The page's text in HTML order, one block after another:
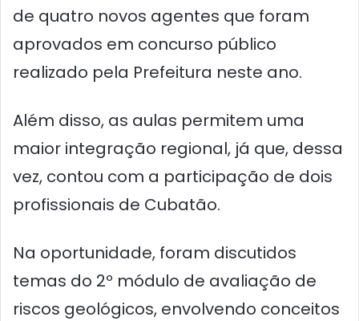
de quatro novos agentes que foram
aprovados em concurso público
realizado pela Prefeitura neste ano.
Além disso, as aulas permitem uma
maior integração regional, já que, dessa
vez, contou com a participação de dois
profissionais de Cubatão.
Na oportunidade, foram discutidos
temas do 2º módulo de avaliação de
riscos geológicos, envolvendo conceitos